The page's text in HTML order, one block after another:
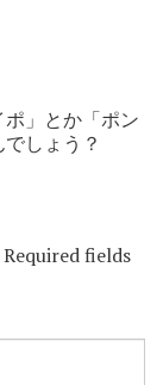
」とか「ポン
しょう？
fields